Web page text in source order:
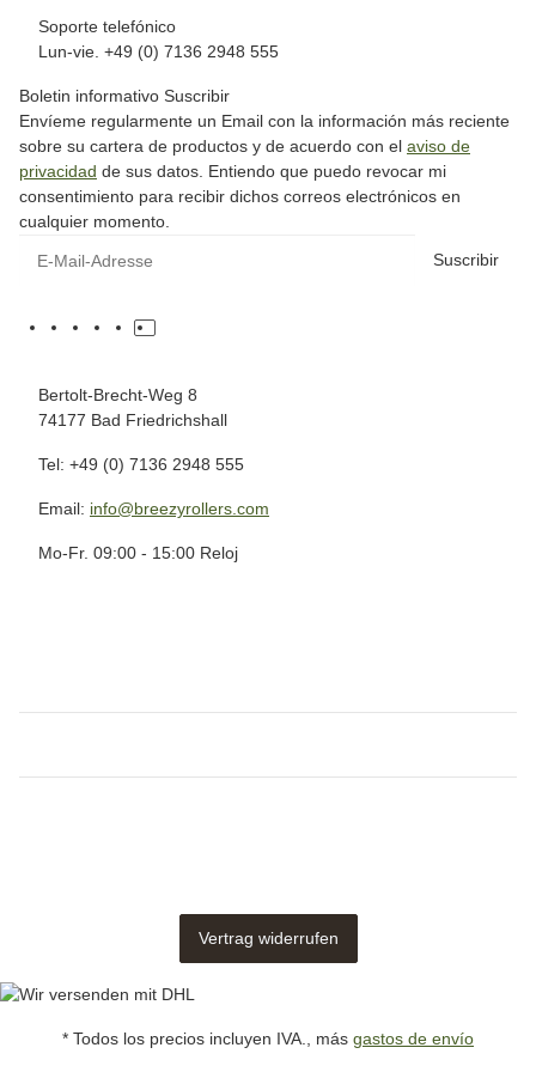
Soporte telefónico
Lun-vie. +49 (0) 7136 2948 555
Boletin informativo Suscribir
Envíeme regularmente un Email con la información más reciente
sobre su cartera de productos y de acuerdo con el aviso de
privacidad de sus datos. Entiendo que puedo revocar mi
consentimiento para recibir dichos correos electrónicos en
cualquier momento.
Suscribir
Bertolt-Brecht-Weg 8
74177 Bad Friedrichshall
Tel: +49 (0) 7136 2948 555
Email: info@breezyrollers.com
Mo-Fr. 09:00 - 15:00 Reloj
Vertrag widerrufen
* Todos los precios incluyen IVA., más gastos de envío